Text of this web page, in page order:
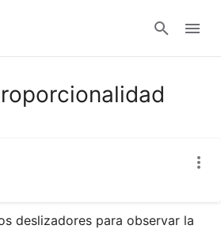
deslizadores para observar la